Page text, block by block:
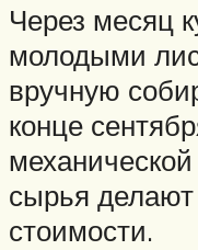
Через месяц
молодыми
вручную
конце
сырья
стоимости.